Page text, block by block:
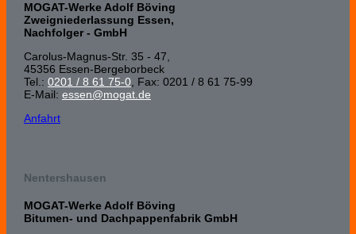
MOGAT-Werke Adolf Böving
Zweigniederlassung Essen,
Nachfolger - GmbH
Carolus-Magnus-Str. 35 - 47,
45356 Essen-Bergeborbeck
Tel.: 0201 / 8 61 75-0, Fax: 0201 / 8 61 75-99
E-Mail: essen@mogat.de
Anfahrt
Nentershausen
MOGAT-Werke Adolf Böving
Bitumen- und Dachpappenfabrik GmbH